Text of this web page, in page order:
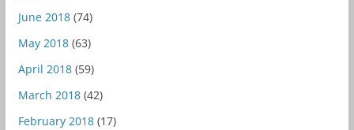
June 2018(74)
May 2018(63)
April 2018(59)
March 2018(42)
February 2018(17)